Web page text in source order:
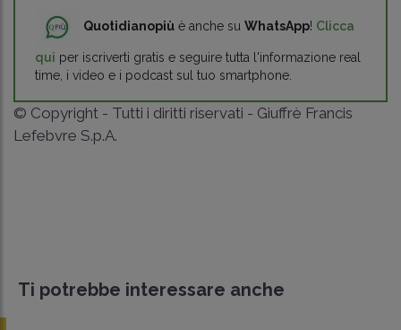
Quotidianopiù è anche su WhatsApp! Clicca
qui per iscriverti gratis e seguire tutta l'informazione real
time, i video e i podcast sul tuo smartphone.
© Copyright - Tutti i diritti riservati - Giuffrè Francis
Lefebvre S.p.A.
Ti potrebbe interessare anche